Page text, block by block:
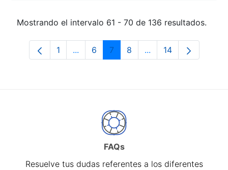
Mostrando el intervalo 61 - 70 de 136 resultados.
Página
1 ...Páginas intermedias Use TAB para
Página
6 Página
7 Página
8 ...Páginas intermedias
Página
14
FAQs
Resuelve tus dudas referentes a los diferentes